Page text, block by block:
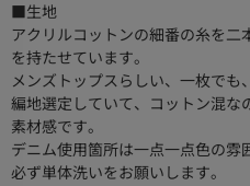
■生地
アクリルコットンの細番の糸を
を持たせています。
メンズトップスらしい、一枚でも
編地選定していて、コットン混な
素材感です。
デニム使用箇所は一点一点色の雰
必ず単体洗いをお願いします。